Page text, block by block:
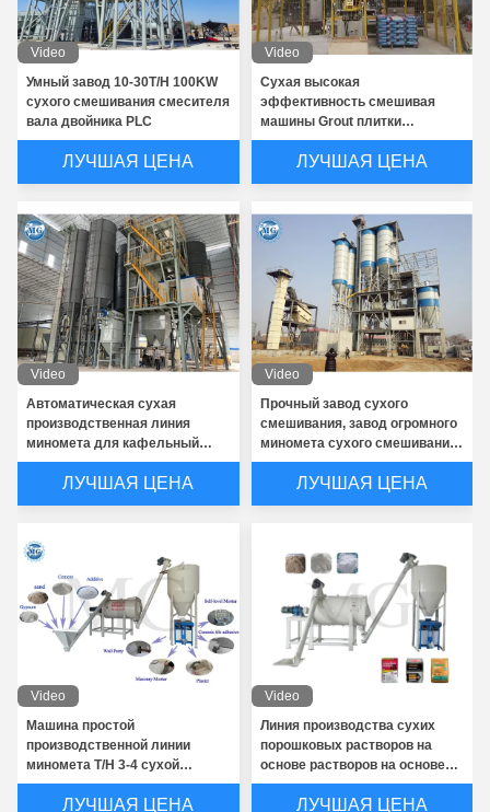
Video
Умный завод 10-30T/H 100KW
сухого смешивания смесителя
вала двойника PLC
ЛУЧШАЯ ЦЕНА
Video
Сухая высокая
эффективность смешивая
машины Grout плитки
миномета 10-12T/H
полноавтоматическая
ЛУЧШАЯ ЦЕНА
Video
Автоматическая сухая
производственная линия
миномета для кафельный
слипчивый смешивать
порошка гипсолита замазки
ЛУЧШАЯ ЦЕНА
Video
Прочный завод сухого
смешивания, завод огромного
миномета сухого смешивания
дозируя
ЛУЧШАЯ ЦЕНА
Video
Машина простой
производственной линии
миномета T/H 3-4 сухой
керамическая кафельная
слипчивая смешивая
ЛУЧШАЯ ЦЕНА
Video
Линия производства сухих
порошковых растворов на
основе растворов на основе
растворов на основе
растворов на основе
ЛУЧШАЯ ЦЕНА
Оборудование изготовленного на заказ стального песка суша меньше сушильщика роторного барабанчика расхода топлива